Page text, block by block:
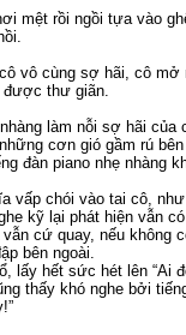
mệt rồi ngồi tựa vào
vô cùng sợ hãi, cô mở
được thư giãn.
làm nỗi sợ hãi của
cơn gió gầm rú
đàn piano nhẹ nhàng
vấp chói vào tai cô,
kỹ lại phát hiện vẫn
cứ quay, nếu không
bên ngoài.
lấy hết sức hét lên “Ai
thấy khó nghe bởi